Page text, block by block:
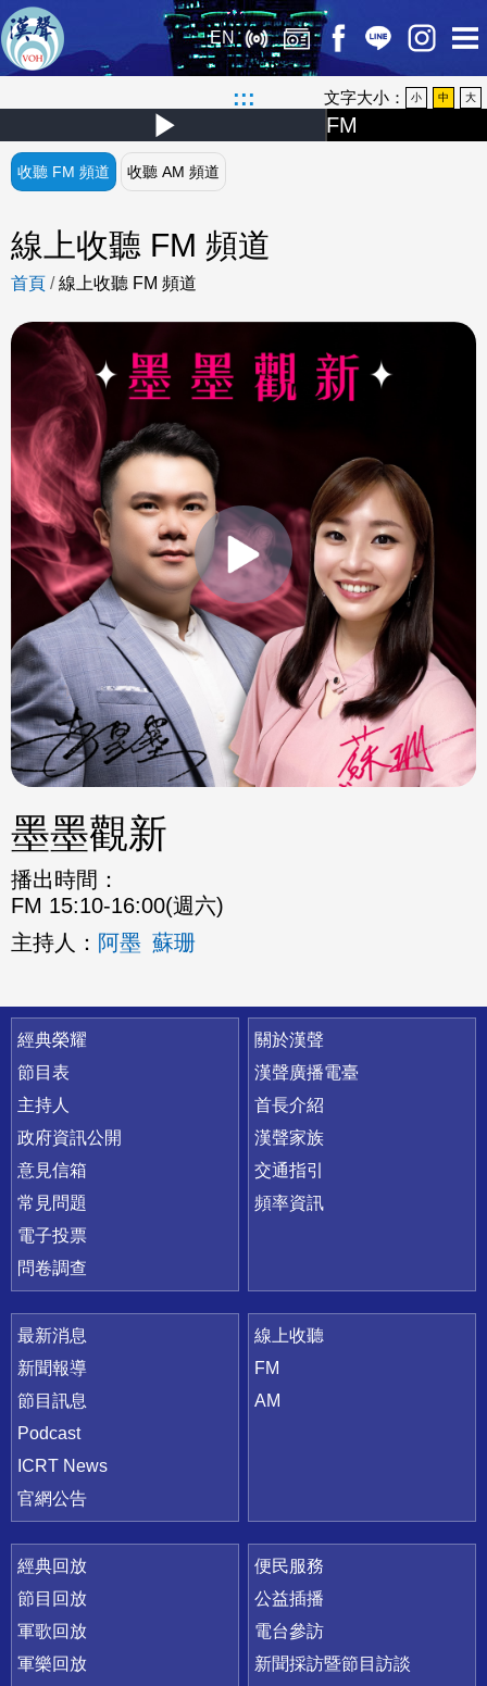
EN
Play
Video
FM
FM 15:10-16:00(週六)
::: 文字大小： 小 中 大
收聽 FM 頻道 收聽 AM 頻道
線上收聽 FM 頻道
首頁 /線上收聽 FM 頻道
墨墨觀新
播出時間：
FM 15:10-16:00(週六)
主持人： 阿墨 蘇珊
快速連結
經典榮耀
節目表
主持人
政府資訊公開
意見信箱
常見問題
電子投票
問卷調查
關於漢聲
漢聲廣播電臺
首長介紹
漢聲家族
交通指引
頻率資訊
最新消息
新聞報導
節目訊息
Podcast
ICRT News
官網公告
線上收聽
FM
AM
經典回放
節目回放
軍歌回放
軍樂回放
便民服務
公益插播
電台參訪
新聞採訪暨節目訪談